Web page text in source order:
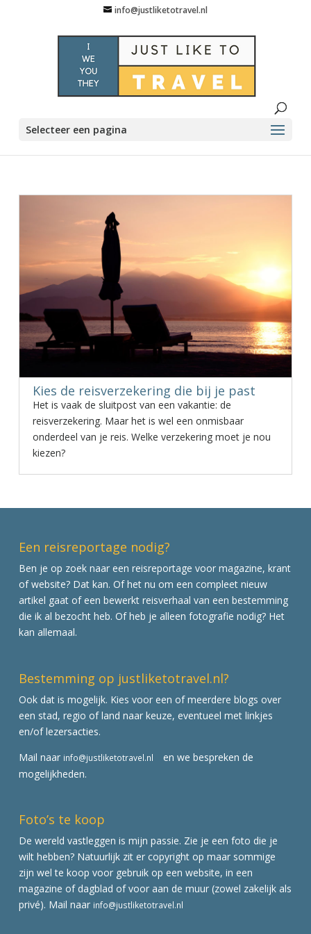
info@justliketotravel.nl
Selecteer een pagina
Kies de reisverzekering die bij je past
Het is vaak de sluitpost van een vakantie: de
reisverzekering. Maar het is wel een onmisbaar
onderdeel van je reis. Welke verzekering moet je nou
kiezen?
Een reisreportage nodig?
Ben je op zoek naar een reisreportage voor magazine, krant
of website? Dat kan. Of het nu om een compleet nieuw
artikel gaat of een bewerkt reisverhaal van een bestemming
die ik al bezocht heb. Of heb je alleen fotografie nodig? Het
kan allemaal.
Bestemming op justliketotravel.nl?
Ook dat is mogelijk. Kies voor een of meerdere blogs over
een stad, regio of land naar keuze, eventueel met linkjes
en/of lezersacties.
Mail naar info@justliketotravel.nl
en we bespreken de
mogelijkheden.
Foto’s te koop
De wereld vastleggen is mijn passie. Zie je een foto die je
wilt hebben? Natuurlijk zit er copyright op maar sommige
zijn wel te koop voor gebruik op een website, in een
magazine of dagblad of voor aan de muur (zowel zakelijk als
privé). Mail naar info@justliketotravel.nl